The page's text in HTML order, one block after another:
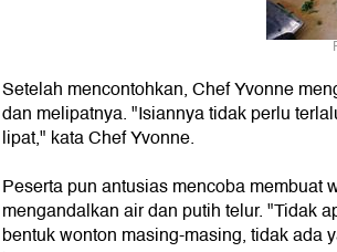
Setelah mencontohkan, Chef Yvonne
dan melipatnya. "Isiannya tidak perlu
lipat," kata Chef Yvonne.
Peserta pun antusias mencoba membuat
mengandalkan air dan putih telur. "Tidak
bentuk wonton masing-masing, tidak ada